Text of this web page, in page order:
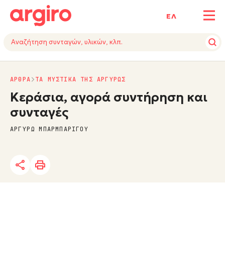
ΕΛ
ΑΡΘΡΑ ΤΑ ΜΥΣΤΙΚΑ ΤΗΣ ΑΡΓΥΡΩΣ
Κεράσια, αγορά συντήρηση και
συνταγές
ΑΡΓΥΡΩ ΜΠΑΡΜΠΑΡΙΓΟΥ